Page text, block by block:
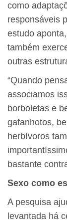
como
responsáveis
estudo
também
outras
“Quando
associamos
borboletas e
gafanhotos,
herbívoros
bastante
Sexo como
A pesquisa
levantada há